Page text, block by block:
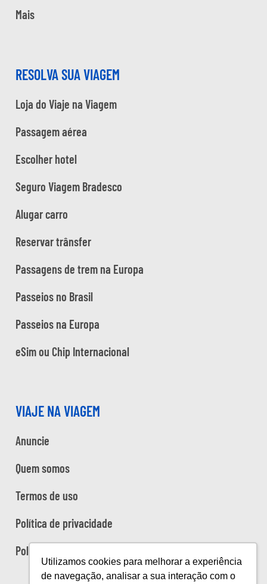
Utilizamos cookies para melhorar a experiência
de navegação, analisar a sua interação com o
Mais
RESOLVA SUA VIAGEM
Loja do Viaje na Viagem
Passagem aérea
Escolher hotel
Seguro Viagem Bradesco
Alugar carro
Reservar trânsfer
Passagens de trem na Europa
Passeios no Brasil
Passeios na Europa
eSim ou Chip Internacional
VIAJE NA VIAGEM
Anuncie
Quem somos
Termos de uso
Política de privacidade
Política de cookies